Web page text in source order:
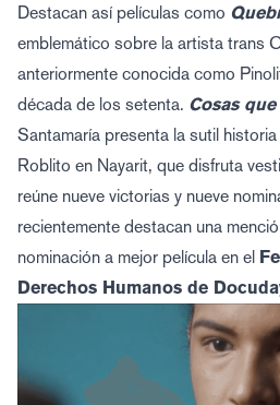
Destacan así películas como
emblemático sobre la artista trans
anteriormente conocida como
década de los setenta. Cosas
Santamaría presenta la sutil
Roblito en Nayarit, que disfruta
reúne nueve victorias y nueve
recientemente destacan una
nominación a mejor película en el
Derechos Humanos de